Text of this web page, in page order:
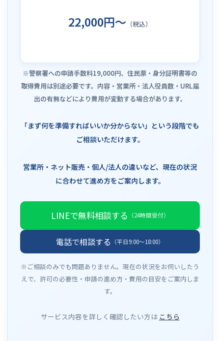
22,000円～ （税込）
※警察署への申請手数料19,000円、住民票・身分証明書等の
取得費用は別途必要です。内容・営業所・法人役員数・URL届
出の有無などにより費用が変動する場合があります。
「まず何を準備すればいいか分からない」という段階でも
ご相談いただけます。
営業所・ネット販売・個人/法人の違いなど、現在の状況
に合わせて進め方をご案内します。
LINEで無料相談する （24時間受付）
電話で相談する （平日9:00〜18:00）
※ご相談のみでも問題ありません。現在の状況をお伺いしたう
えで、許可の必要性・申請の進め方・費用の目安をご案内しま
す。
サービス内容を詳しく確認したい方は こちら